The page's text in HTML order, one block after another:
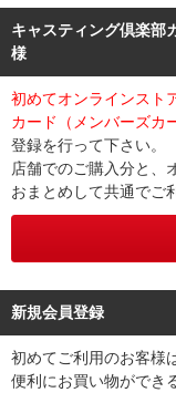
キャスティング倶楽部
様
初めてオンラインスト
カード（メンバーズカ
登録を行って下さい。
店舗でのご購入分と、
おまとめして共通でご
新規会員登録
初めてご利用のお客様
便利にお買い物ができ